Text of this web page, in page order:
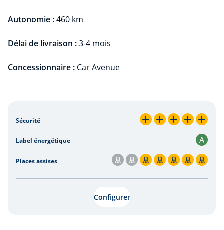
Autonomie :460 km
Délai de livraison :3-4 mois
Concessionnaire : Car Avenue
Sécurité 5 / 5
Label énergétique A
Places assises 5 / 7
Configurer